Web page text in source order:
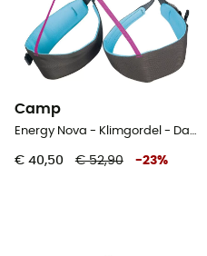
Camp
Energy Nova - Klimgordel - Dames
€ 40,50 € 52,90 -23%